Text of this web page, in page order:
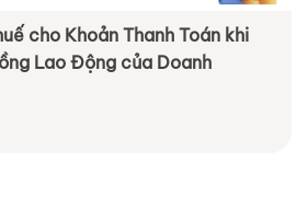
cho Khoản Thanh Toán khi
Lao Động của Doanh